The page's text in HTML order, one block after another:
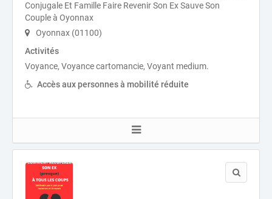
Conjugale Et Famille Faire Revenir Son Ex Sauve Son
Couple à Oyonnax
Oyonnax (01100)
Activités
Voyance, Voyance cartomancie, Voyant medium.
Accès aux personnes à mobilité réduite